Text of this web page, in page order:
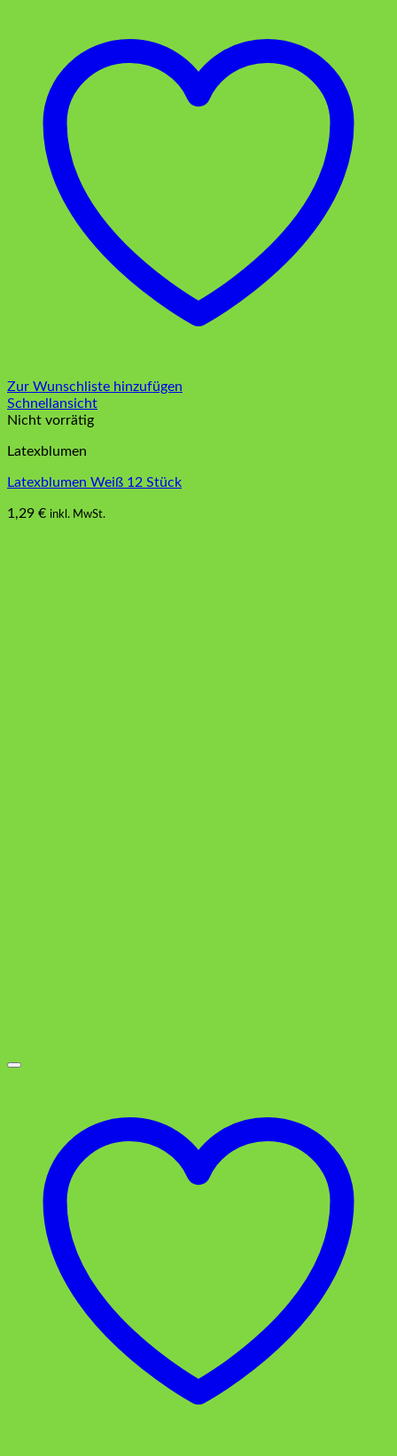
Zur Wunschliste hinzufügen
Schnellansicht
Nicht vorrätig
Latexblumen
Latexblumen Weiß 12 Stück
1,29 € inkl. MwSt.